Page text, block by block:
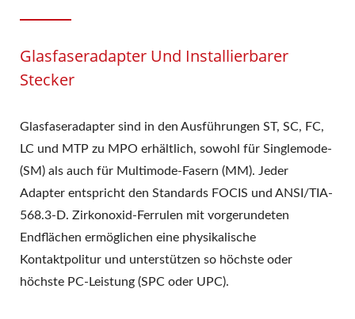
Glasfaseradapter Und Installierbarer
Stecker
Glasfaseradapter sind in den Ausführungen ST, SC, FC,
LC und MTP zu MPO erhältlich, sowohl für Singlemode-
(SM) als auch für Multimode-Fasern (MM). Jeder
Adapter entspricht den Standards FOCIS und ANSI/TIA-
568.3-D. Zirkonoxid-Ferrulen mit vorgerundeten
Endflächen ermöglichen eine physikalische
Kontaktpolitur und unterstützen so höchste oder
höchste PC-Leistung (SPC oder UPC).